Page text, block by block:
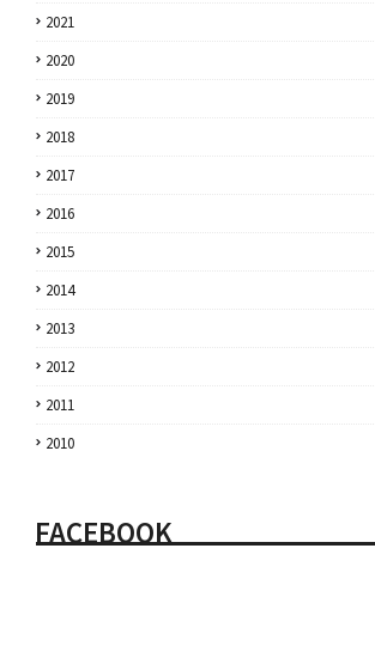
2021
2020
2019
2018
2017
2016
2015
2014
2013
2012
2011
2010
FACEBOOK